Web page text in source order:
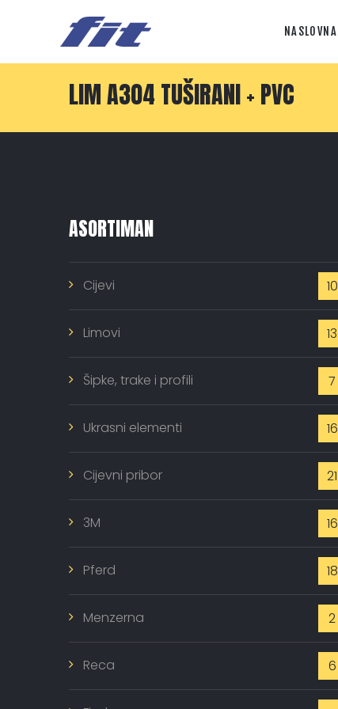
NASLOVNA
LIM A304 TUŠIRANI + PVC
ASORTIMAN
Cijevi 10
Limovi 13
Šipke, trake i profili 7
Ukrasni elementi 16
Cijevni pribor 21
3M 16
Pferd 18
Menzerna 2
Reca 6